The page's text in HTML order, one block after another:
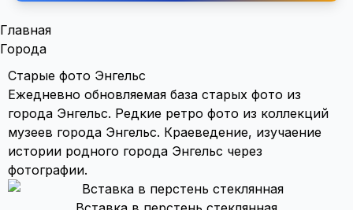
Главная
Города
Старые фото Энгельс
Ежедневно обновляемая база старых фото из
города Энгельс. Редкие ретро фото из коллекций
музеев города Энгельс. Краеведение, изучаение
истории родного города Энгельс через
фотографии.